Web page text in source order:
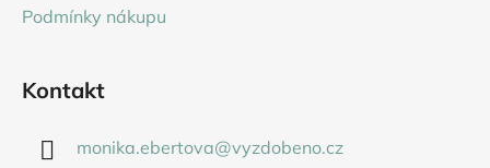
Podmínky nákupu
Kontakt
monika.ebertova@vyzdobeno.cz